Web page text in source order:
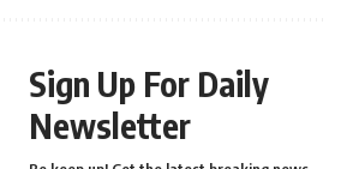
Sign Up For Daily
Newsletter